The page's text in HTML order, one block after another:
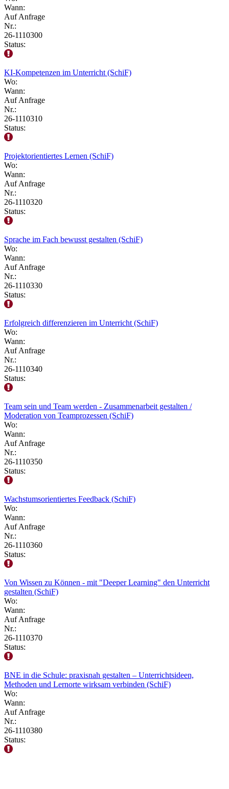
Wann:
Auf Anfrage
Nr.:
26-1110300
Status:
KI-Kompetenzen im Unterricht (SchiF)
Wo:
Wann:
Auf Anfrage
Nr.:
26-1110310
Status:
Projektorientiertes Lernen (SchiF)
Wo:
Wann:
Auf Anfrage
Nr.:
26-1110320
Status:
Sprache im Fach bewusst gestalten (SchiF)
Wo:
Wann:
Auf Anfrage
Nr.:
26-1110330
Status:
Erfolgreich differenzieren im Unterricht (SchiF)
Wo:
Wann:
Auf Anfrage
Nr.:
26-1110340
Status:
Team sein und Team werden - Zusammenarbeit gestalten /
Moderation von Teamprozessen (SchiF)
Wo:
Wann:
Auf Anfrage
Nr.:
26-1110350
Status:
Wachstumsorientiertes Feedback (SchiF)
Wo:
Wann:
Auf Anfrage
Nr.:
26-1110360
Status:
Von Wissen zu Können - mit "Deeper Learning" den Unterricht
gestalten (SchiF)
Wo:
Wann:
Auf Anfrage
Nr.:
26-1110370
Status:
BNE in die Schule: praxisnah gestalten – Unterrichtsideen,
Methoden und Lernorte wirksam verbinden (SchiF)
Wo:
Wann:
Auf Anfrage
Nr.:
26-1110380
Status: